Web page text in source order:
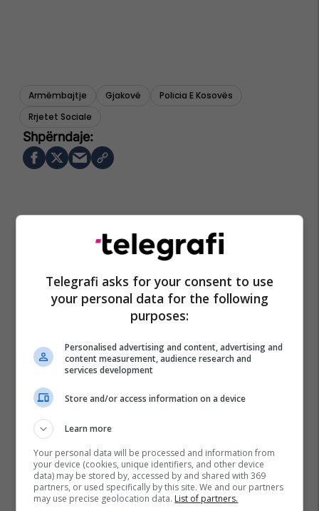
Armëmbajtje Gjakovë
Policia E Kosovës
Rrjetet Sociale
Telegrafi asks for your consent to use
your personal data for the following
purposes:
Personalised advertising and content, advertising and
content measurement, audience research and
services development
Store and/or access information on a device
Learn more
Your personal data will be processed and information from
your device (cookies, unique identifiers, and other device
data) may be stored by, accessed by and shared with 369
partners, or used specifically by this site. We and our partners
may use precise geolocation data. List of partners.